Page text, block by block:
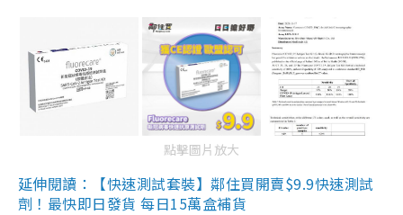
點擊圖片放大
延伸閱讀：【快速測試套裝】鄰住買開賣$9.9快速測試
劑！最快即日發貨 每日15萬盒補貨